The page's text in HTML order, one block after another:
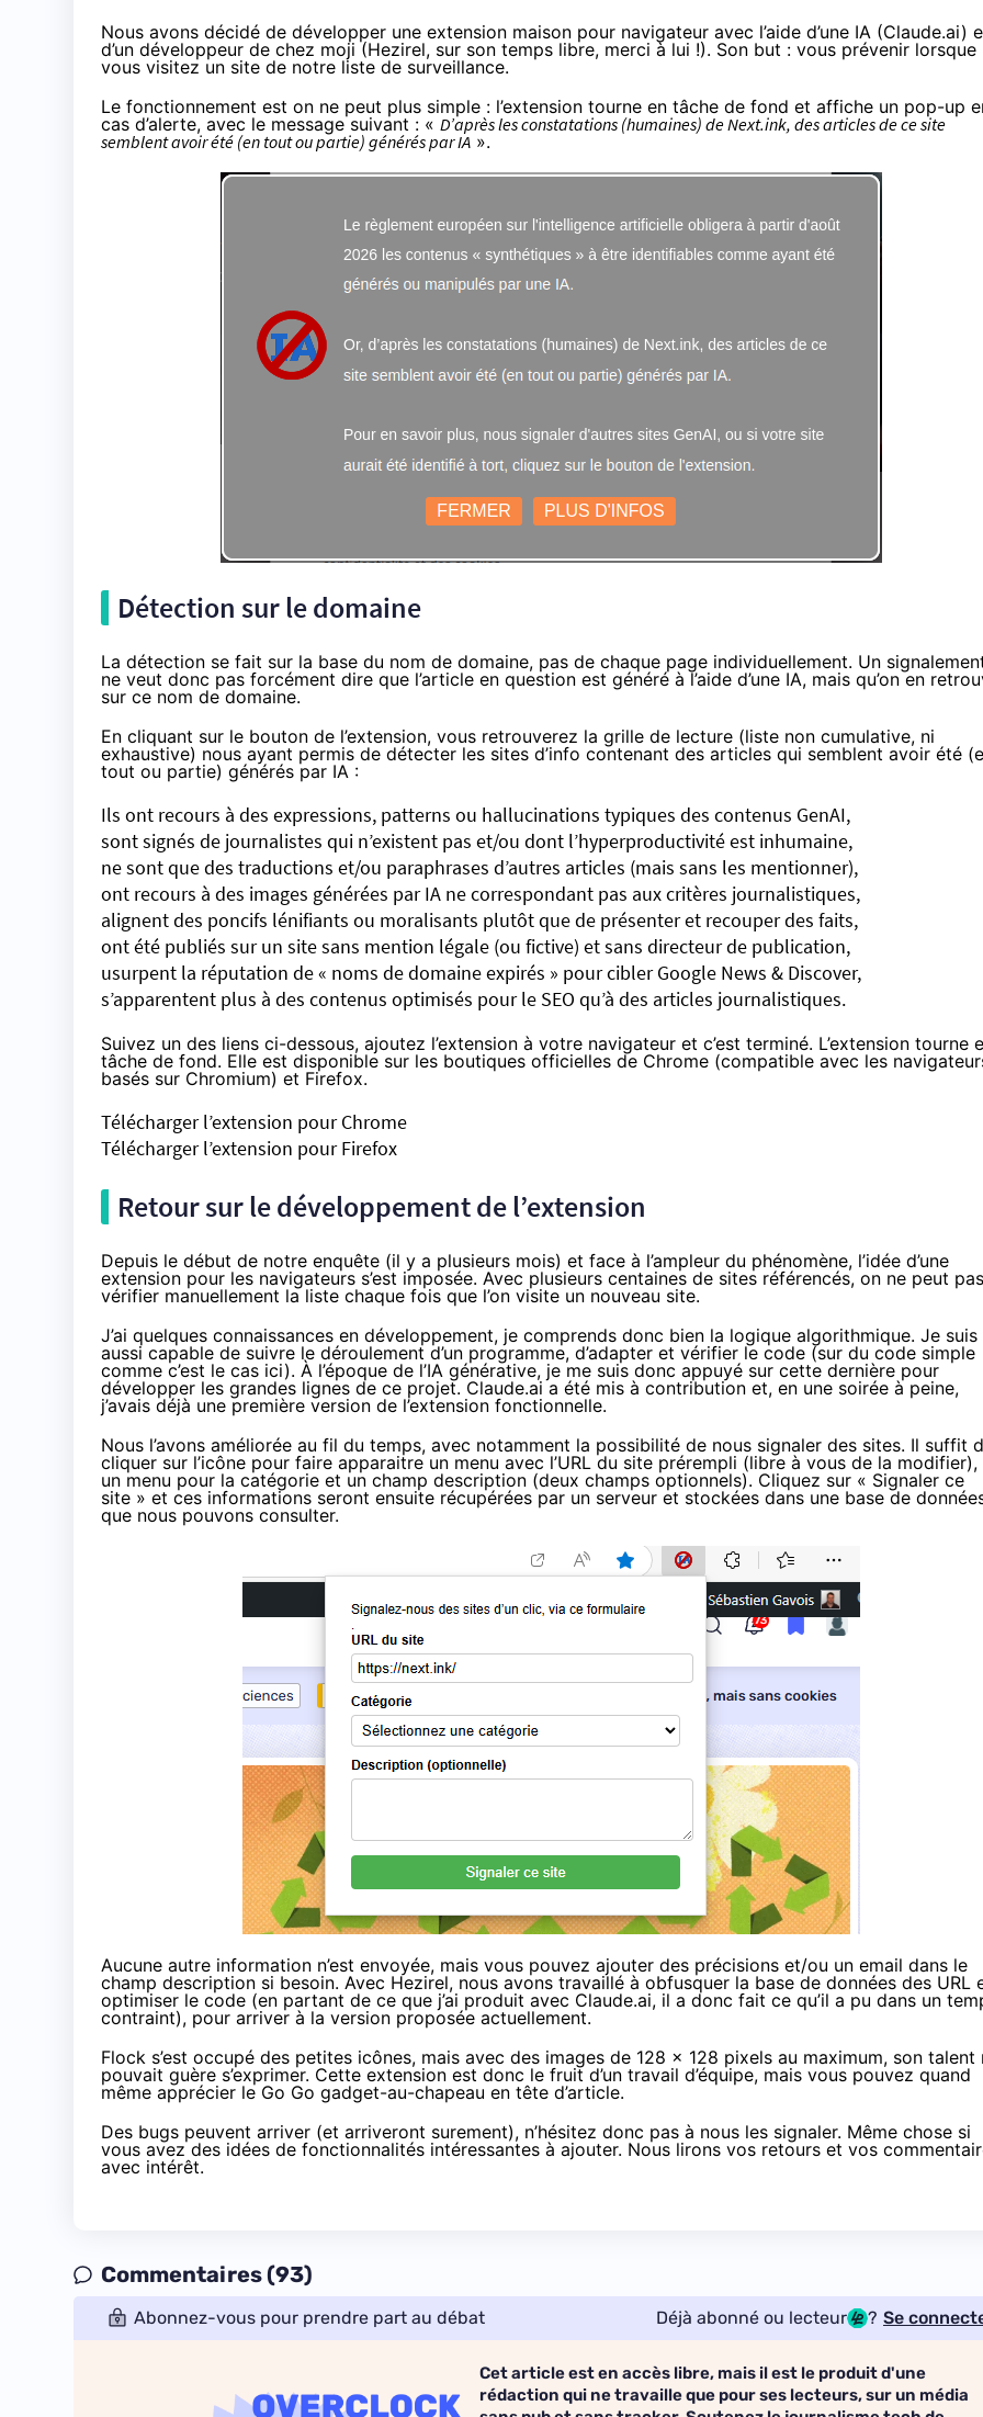
Nous avons décidé de développer une extension maison pour navigateur avec l’aide d’une IA (Claude.ai)
d’un développeur de chez moji (Hezirel, sur son temps libre, merci à lui !). Son but : vous prévenir lorsque
vous visitez un site de notre liste de surveillance.
Le fonctionnement est on ne peut plus simple : l’extension tourne en tâche de fond et affiche un pop-up
cas d’alerte, avec le message suivant : « D’après les constatations (humaines) de Next.ink, des articles de ce site
semblent avoir été (en tout ou partie) générés par IA ».
Détection sur le domaine
La détection se fait sur la base du nom de domaine, pas de chaque page individuellement. Un
ne veut donc pas forcément dire que l’article en question est généré à l’aide d’une IA, mais qu’on en
sur ce nom de domaine.
En cliquant sur le bouton de l’extension, vous retrouverez la grille de lecture (liste non cumulative, ni
exhaustive) nous ayant permis de détecter les sites d’info contenant des articles qui semblent avoir été
tout ou partie) générés par IA :
Ils ont recours à des expressions, patterns ou hallucinations typiques des contenus GenAI,
sont signés de journalistes qui n’existent pas et/ou dont l’hyperproductivité est inhumaine,
ne sont que des traductions et/ou paraphrases d’autres articles (mais sans les mentionner),
ont recours à des images générées par IA ne correspondant pas aux critères journalistiques,
alignent des poncifs lénifiants ou moralisants plutôt que de présenter et recouper des faits,
ont été publiés sur un site sans mention légale (ou fictive) et sans directeur de publication,
usurpent la réputation de « noms de domaine expirés » pour cibler Google News & Discover,
s’apparentent plus à des contenus optimisés pour le SEO qu’à des articles journalistiques.
Suivez un des liens ci-dessous, ajoutez l’extension à votre navigateur et c’est terminé. L’extension tourne
tâche de fond. Elle est disponible sur les boutiques officielles de Chrome (compatible avec les
basés sur Chromium) et Firefox.
Télécharger l’extension pour Chrome
Télécharger l’extension pour Firefox
Retour sur le développement de l’extension
Depuis le début de notre enquête (il y a plusieurs mois) et face à l’ampleur du phénomène, l’idée d’une
extension pour les navigateurs s’est imposée. Avec plusieurs centaines de sites référencés, on ne peut pas
vérifier manuellement la liste chaque fois que l’on visite un nouveau site.
J’ai quelques connaissances en développement, je comprends donc bien la logique algorithmique. Je suis
aussi capable de suivre le déroulement d’un programme, d’adapter et vérifier le code (sur du code simple
comme c’est le cas ici). À l’époque de l’IA générative, je me suis donc appuyé sur cette dernière pour
développer les grandes lignes de ce projet. Claude.ai a été mis à contribution et, en une soirée à peine,
j’avais déjà une première version de l’extension fonctionnelle.
Nous l’avons améliorée au fil du temps, avec notamment la possibilité de nous signaler des sites. Il suffit
cliquer sur l’icône pour faire apparaitre un menu avec l’URL du site prérempli (libre à vous de la modifier),
un menu pour la catégorie et un champ description (deux champs optionnels). Cliquez sur « Signaler ce
site » et ces informations seront ensuite récupérées par un serveur et stockées dans une base de
que nous pouvons consulter.
Aucune autre information n’est envoyée, mais vous pouvez ajouter des précisions et/ou un email dans le
champ description si besoin. Avec Hezirel, nous avons travaillé à obfusquer la base de données des URL
optimiser le code (en partant de ce que j’ai produit avec Claude.ai, il a donc fait ce qu’il a pu dans un
contraint), pour arriver à la version proposée actuellement.
Flock s’est occupé des petites icônes, mais avec des images de 128 x 128 pixels au maximum, son talent
pouvait guère s’exprimer. Cette extension est donc le fruit d’un travail d’équipe, mais vous pouvez quand
même apprécier le Go Go gadget-au-chapeau en tête d’article.
Des bugs peuvent arriver (et arriveront surement), n’hésitez donc pas à nous les signaler. Même chose si
vous avez des idées de fonctionnalités intéressantes à ajouter. Nous lirons vos retours et vos
avec intérêt.
Commentaires (93)
Abonnez-vous pour prendre part au débat Déjà abonné ou lecteur ? Se
Cet article est en accès libre, mais il est le produit d'une
rédaction qui ne travaille que pour ses lecteurs, sur un média